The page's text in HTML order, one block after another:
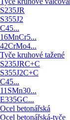
S235JR
S355J2
C45...
16MnCr5...
42CrMo4...
Tyče kruhové tažené
S235JRC+C
S355J2C+C
C45...
11SMn30...
E335GC...
Ocel betonářská
Ocel betonářská-tyče